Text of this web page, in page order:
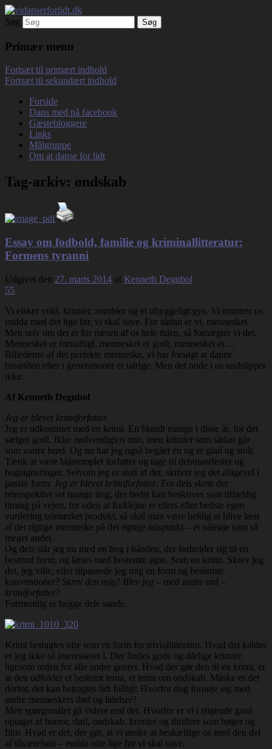
vidanserforlidt.dk
Debatterende tekster med filosofisk tilsnit
om hverdagens glæder og genvordigheder
Søg
Primær menu
Fortsæt til primært indhold
Fortsæt til sekundært indhold
Forside
Dans med på facebook
Gæstebloggere
Links
Målgruppe
Om at danse for lidt
Tag-arkiv: ondskab
Essay om fodbold, familie og kriminallitteratur:
Formens tyranni
Udgivet den 27. marts 2014 af Kenneth Degnbol
55
Vi elsker vold, krimier, zombier og et uhyggeligt gys. Vi muntrer os
endda med det lige før, vi skal sove. For sådan er vi, mennesket.
Men selv om det er for næsen af os hele tiden, så fornægter vi det.
Mennesket er fornuftigt, mennesket er godt, mennesket er…
Billederne af det perfekte menneske, vi har forsøgt at danne
hinanden efter i generationer er talrige. Men det onde i os undslipper
ikke.
Af Kenneth Degnbol
Jeg er blevet krimiforfatter.
Jeg er udkommet med en krimi. En blandt mange i disse år, for det
sælger godt. Ikke nødvendigvis min, men krimier som sådan går
som varmt brød. Og nu har jeg også begået en og er glad og stolt.
Tænk at være blåstemplet forfatter og tage til debutantfester og
bogsigneringer. Selvom jeg er stolt af det, skriver jeg det alligevel i
passiv form: Jeg er blevet krimiforfatter. For dels skete der
retrospektivt set mange ting, der bedst kan beskrives som tilfældig
timing på vejen, for uden at forklejne et ellers efter bedste egen
vurdering udmærket produkt, så skal man være heldig at blive læst
af det rigtige menneske på det rigtige tidspunkt – et nåleøje som så
meget andet.
Og dels står jeg nu med en bog i hånden, der forholder sig til en
bestemt form, og læses med bestemte øjne. Som en krimi. Skrev jeg
det, jeg ville, eller tilpassede jeg mig en form og bestemte
konventioner? Skrev den mig? Blev jeg – med andre ord –
krimiforfatter?
Formentlig er begge dele sande.
Krimi betragtes ofte som en form for triviallitteratur. Hvad det kaldes
er jeg ikke så interesseret i. Der findes gode og dårlige krimier
ligesom inden for alle andre genrer. Hvad der gør den til en krimi, er
at den udfolder et bestemt tema, et tema om ondskab. Måske er det
derfor, det kan betragtes lidt billigt: Hvorfor dog fornøje sig med
andre menneskers død og lidelser?
Men spørgsmålet gå videre end det. Hvorfor er vi i stigende grad
optaget af horror, død, ondskab, krimier og thrillere som bøger og
film. Hvad er det, der gør, at vi ønske at beskæftige os med den del
af tilværelsen – endda ofte lige før vi skal sove.